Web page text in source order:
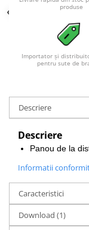
Acumulatori VRLA
Baterii si
Baterii si
GEL
Li-Ion
Deep Cycle -
Tractiune
Marine & Caravan
APC
produse
Importator și
pentru sute de
Descriere
Descriere
Panou de la
Informatii
Caracteristici
Download (1)